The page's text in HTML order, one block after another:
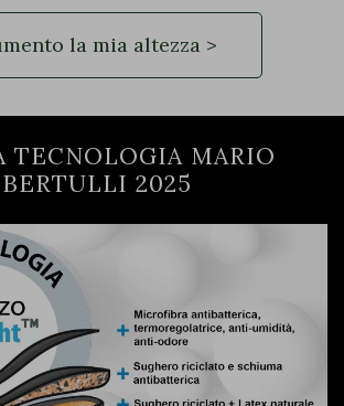
la mia altezza >
TECNOLOGIA MARIO
BERTULLI 2025